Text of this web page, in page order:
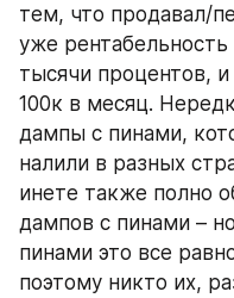
тем, что продавал/
уже
тысячи процентов, и
100к в месяц.
дампы с пинами,
налили в разных
инете также полно
дампов с пинами –
пинами это все
поэтому никто их,